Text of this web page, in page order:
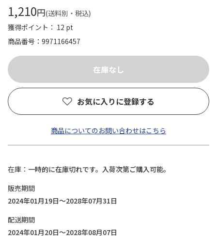
1,210円(送料別・税込)
獲得ポイント： 12 pt
商品番号
9971166457
お気に入りに登録する
商品についてのお問い合わせはこちら
在庫
一時的に在庫切れです。入荷次第ご購入可能。
販売期間
2024年01月19日～2028年07月31日
配送期間
2024年01月20日～2028年08月07日